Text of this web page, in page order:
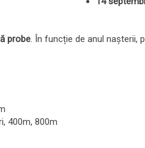
probe . În funcție de anul nașterii,
400m, 800m